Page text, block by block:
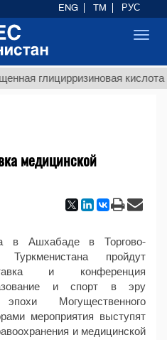
глицирризиновая кислота
медицинской
в Ашхабаде в Торгово-
пройдут
и конференция
и спорт в эру
Могущественного
мероприятия выступят
и медицинской
ENG TM РУС